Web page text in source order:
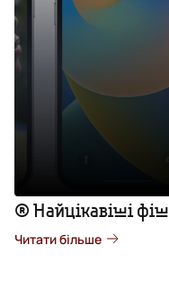
® Найцікавіші
Читати більше